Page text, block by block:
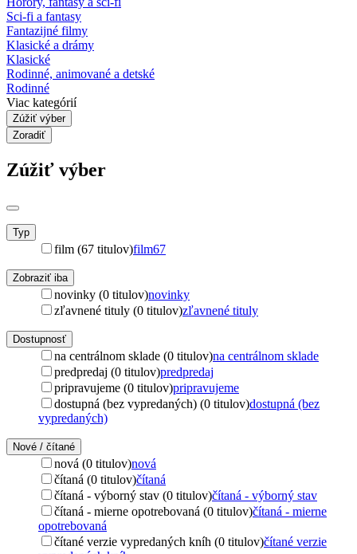
Sci-fi a fantasy
Fantazijné filmy
Klasické a drámy
Klasické
Rodinné, animované a detské
Rodinné
Viac kategórií
Zúžiť výber
Zoradiť
Zúžiť výber
Typ
film (67 titulov)film67
Zobraziť iba
novinky (0 titulov)novinky
zľavnené tituly (0 titulov)zľavnené tituly
Dostupnosť
na centrálnom sklade (0 titulov)na centrálnom sklade
predpredaj (0 titulov)predpredaj
pripravujeme (0 titulov)pripravujeme
dostupná (bez vypredaných) (0 titulov)dostupná (bez
vypredaných)
Nové / čítané
nová (0 titulov)nová
čítaná (0 titulov)čítaná
čítaná - výborný stav (0 titulov)čítaná - výborný stav
čítaná - mierne opotrebovaná (0 titulov)čítaná - mierne
opotrebovaná
čítané verzie vypredaných kníh (0 titulov)čítané verzie